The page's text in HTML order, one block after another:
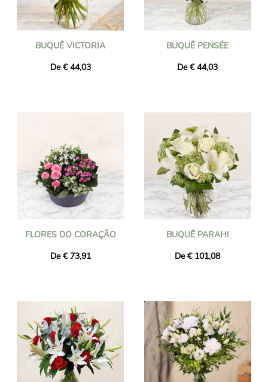
BUQUÊ VICTORIA
De € 44,03
BUQUÊ PENSÉE
De € 44,03
FLORES DO CORAÇÃO
De € 73,91
BUQUÊ PARAHI
De € 101,08